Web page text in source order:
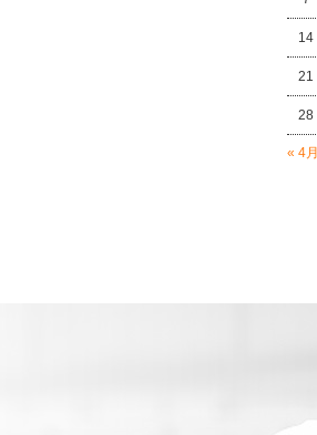
« 4月
14
21
28